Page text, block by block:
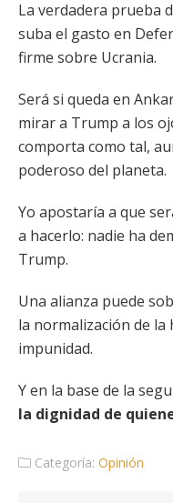
La verdadera prueba
suba el gasto en
firme sobre Ucrania.
Será si queda en
mirar a Trump a los
comporta como tal,
poderoso del planeta.
Yo apostaría a que
a hacerlo: nadie ha
Trump.
Una alianza puede
la normalización de la
impunidad.
Y en la base de la
la dignidad de
Categoría: Opinión